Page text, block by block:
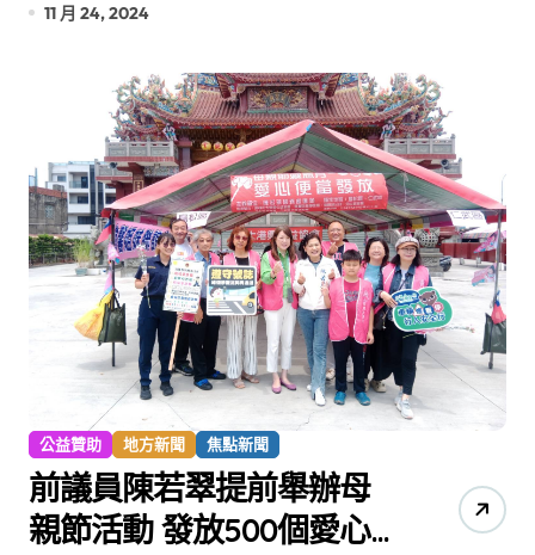
11 月 24, 2024
公益贊助 地方新聞 焦點新聞
前議員陳若翠提前舉辦母
親節活動 發放500個愛心